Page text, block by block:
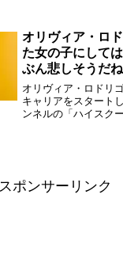
では初）のソロアル
オリヴィア・ロ
た女の子にして
ぶん悲しそうだ
ヴュー】
オリヴィア・ロドリ
キャリアをスタート
ンネルの「ハイスク
スポンサーリンク